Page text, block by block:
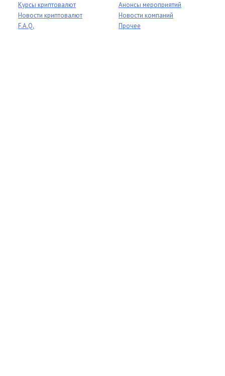
Курсы криптовалют
Новости криптовалют
F.A.Q.
Анонсы мероприятий
Новости компаний
Прочее